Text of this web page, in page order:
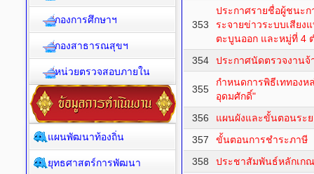
353
ประกาศรายชื่อผู้ชนะก
ระจายข่าวระบบเสียง
ตะบูนออก และหมู่ที่ 4
354
ประกาศนัดตรวจงานจ้
355
กำหนดการพิธีเททองห
อุดมศักดิ์"
356
แผนผังและขั้นตอนระ
357
ขั้นตอนการชำระภาษี
358
ประชาสัมพันธ์หลักเก
กองการศึกษาฯ
กองสาธารณสุขฯ
หน่วยตรวจสอบภายใน
แผนพัฒนาท้องถิ่น
ยุทธศาสตร์การพัฒนา